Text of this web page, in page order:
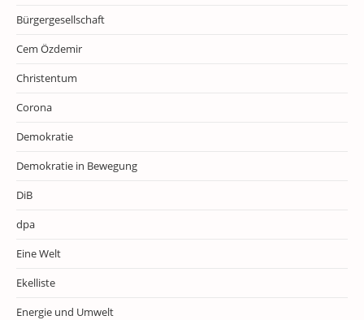
Bürgergesellschaft
Cem Özdemir
Christentum
Corona
Demokratie
Demokratie in Bewegung
DiB
dpa
Eine Welt
Ekelliste
Energie und Umwelt